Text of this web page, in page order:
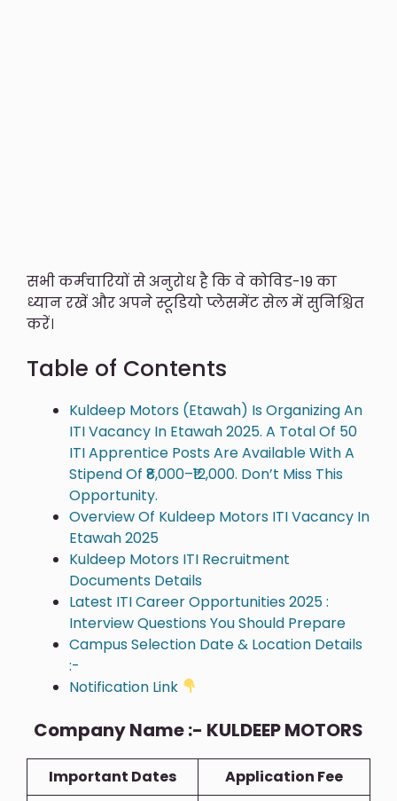
सभी कर्मचारियों से अनुरोध है कि वे कोविड-19 का
ध्यान रखें और अपने स्टूडियो प्लेसमेंट सेल में सुनिश्चित
करें।
Table of Contents
Kuldeep Motors (Etawah) Is Organizing An
ITI Vacancy In Etawah 2025. A Total Of 50
ITI Apprentice Posts Are Available With A
Stipend Of ₹8,000–₹12,000. Don’t Miss This
Opportunity.
Overview Of Kuldeep Motors ITI Vacancy In
Etawah 2025
Kuldeep Motors ITI Recruitment
Documents Details
Latest ITI Career Opportunities 2025 :
Interview Questions You Should Prepare
Campus Selection Date & Location Details
:-
Notification Link
Company Name :- KULDEEP MOTORS
Important Dates
Application Fee